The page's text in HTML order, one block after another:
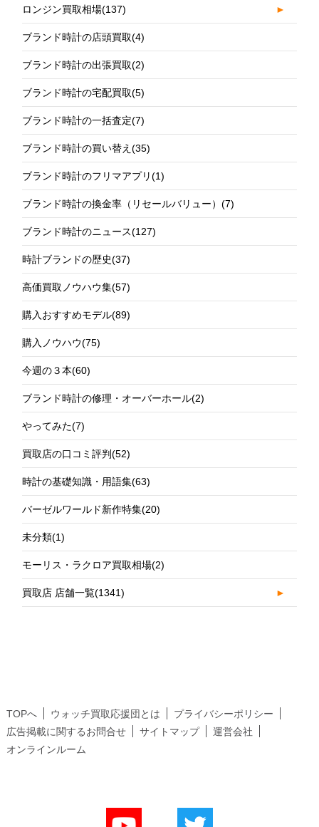
ロンジン買取相場(137) ►
ブランド時計の店頭買取(4)
ブランド時計の出張買取(2)
ブランド時計の宅配買取(5)
ブランド時計の一括査定(7)
ブランド時計の買い替え(35)
ブランド時計のフリマアプリ(1)
ブランド時計の換金率（リセールバリュー）(7)
ブランド時計のニュース(127)
時計ブランドの歴史(37)
高価買取ノウハウ集(57)
購入おすすめモデル(89)
購入ノウハウ(75)
今週の３本(60)
ブランド時計の修理・オーバーホール(2)
やってみた(7)
買取店の口コミ評判(52)
時計の基礎知識・用語集(63)
バーゼルワールド新作特集(20)
未分類(1)
モーリス・ラクロア買取相場(2)
買取店 店舗一覧(1341) ►
TOPへ ウォッチ買取応援団とは
プライバシーポリシー
広告掲載に関するお問合せ
サイトマップ
運営会社
オンラインルーム